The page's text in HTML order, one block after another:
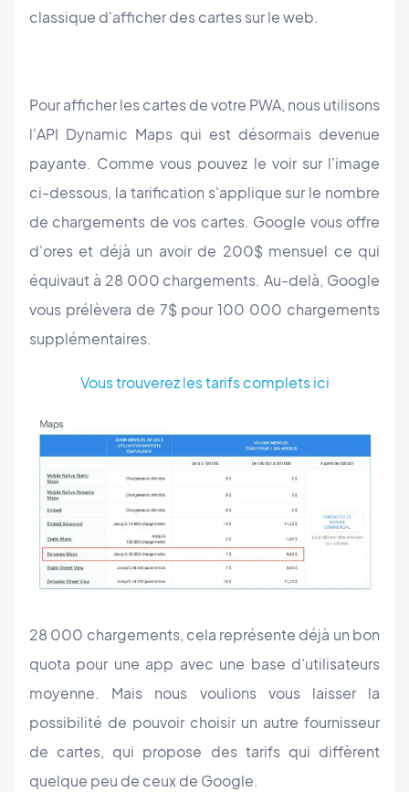
Vous trouverez les tarifs complets ici
classique d'afficher des cartes sur le web.
Pour afficher les cartes de votre PWA, nous utilisons
l'API Dynamic Maps qui est désormais devenue
payante. Comme vous pouvez le voir sur l'image
ci-dessous, la tarification s'applique sur le nombre
de chargements de vos cartes. Google vous offre
d'ores et déjà un avoir de 200$ mensuel ce qui
équivaut à 28 000 chargements. Au-delà, Google
vous prélèvera de 7$ pour 100 000 chargements
supplémentaires.
28 000 chargements, cela représente déjà un bon
quota pour une app avec une base d'utilisateurs
moyenne. Mais nous voulions vous laisser la
possibilité de pouvoir choisir un autre fournisseur
de cartes, qui propose des tarifs qui diffèrent
quelque peu de ceux de Google.